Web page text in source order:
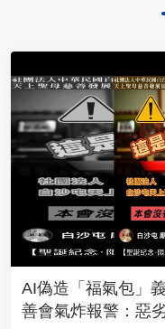
AI偽造「福氣包」
善會氣炸報警：惡